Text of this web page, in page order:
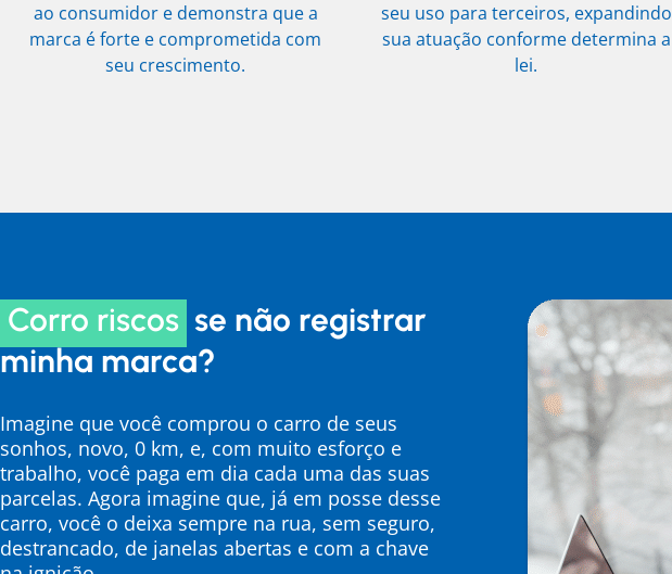
ao consumidor e demonstra que a
marca é forte e comprometida com
seu crescimento.
seu uso para terceiros, expandindo
sua atuação conforme determina a
lei.
Corro riscos se não registrar
minha marca?
Imagine que você comprou o carro de seus
sonhos, novo, 0 km, e, com muito esforço e
trabalho, você paga em dia cada uma das suas
parcelas. Agora imagine que, já em posse desse
carro, você o deixa sempre na rua, sem seguro,
destrancado, de janelas abertas e com a chave